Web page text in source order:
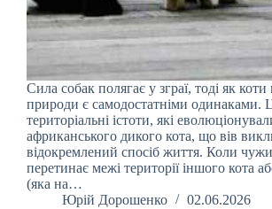
Сила собак полягає у зграї, тоді як коти
природи є самодостатніми одинаками.
територіальні істоти, які
африканського дикого кота, що вів
відокремлений спосіб життя. Коли
перетинає межі території іншого кота
(яка на…
Юрій Дорошенко
02.06.2026